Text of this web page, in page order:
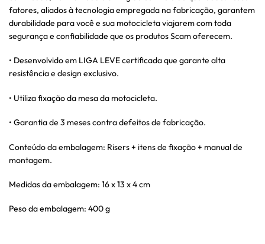
fatores, aliados à tecnologia empregada na fabricação, garantem
durabilidade para você e sua motocicleta viajarem com toda
segurança e confiabilidade que os produtos Scam oferecem.
• Desenvolvido em LIGA LEVE certificada que garante alta
resistência e design exclusivo.
• Utiliza fixação da mesa da motocicleta.
• Garantia de 3 meses contra defeitos de fabricação.
Conteúdo da embalagem: Risers + itens de fixação + manual de
montagem.
Medidas da embalagem: 16 x 13 x 4 cm
Peso da embalagem: 400 g